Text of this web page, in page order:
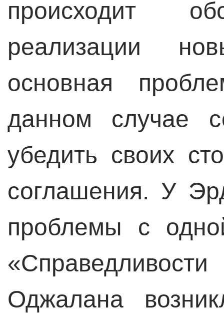
происходит
реализации
основная
данном случае
убедить своих
соглашения. У
проблемы с
Оджалана